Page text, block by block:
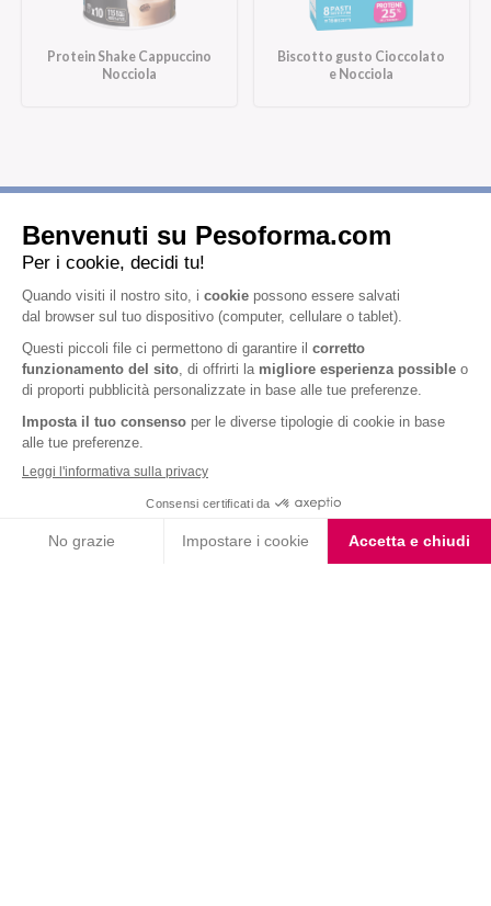
Protein Shake Cappuccino
Nocciola
Biscotto gusto Cioccolato
e Nocciola
Iscriviti alla newsletter
informativa privacy
, acconsento all'iscrizione alla newsletter
periodica di Nutrition et Santé
Nutrition & Sante' Italia Spa